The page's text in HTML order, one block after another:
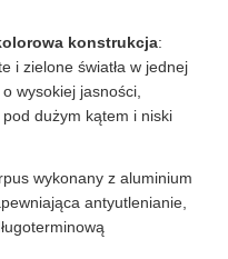
konstrukcja:
i zielone światła w jednej
wysokiej jasności,
dużym kątem i niski
wykonany z aluminium
antyutlenianie,